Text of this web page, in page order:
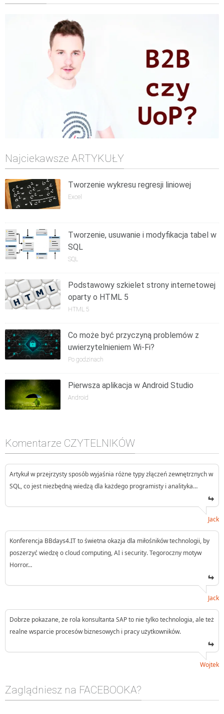
Najciekawsze ARTYKUŁY
Tworzenie wykresu regresji liniowej
Excel
Tworzenie, usuwanie i modyfikacja tabel w
SQL
SQL
Podstawowy szkielet strony internetowej
oparty o HTML 5
HTML 5
Co może być przyczyną problemów z
uwierzytelnieniem Wi-Fi?
Po godzinach
Pierwsza aplikacja w Android Studio
Android
Komentarze CZYTELNIKÓW
Artykuł w przejrzysty sposób wyjaśnia różne typy złączeń zewnętrznych w
SQL, co jest niezbędną wiedzą dla każdego programisty i analityka…
Jack
Konferencja BBdays4.IT to świetna okazja dla miłośników technologii, by
poszerzyć wiedzę o cloud computing, AI i security. Tegoroczny motyw
Horror…
Jack
Dobrze pokazane, że rola konsultanta SAP to nie tylko technologia, ale też
realne wsparcie procesów biznesowych i pracy użytkowników.
Wojtek
Zaglądniesz na FACEBOOKA?